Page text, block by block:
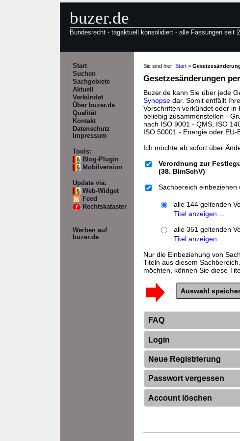
buzer.de
Bundesrecht - tagaktuell konsolidiert - alle Fassungen seit
Start
Suchen
Sachgebiete
Aktuell
Verkündet
Über buzer.de
Qualität
Kontakt
Datenschutz
Impressum
Tools:
Blog-Plugin
Mobilversion
Update via:
Web-Widget
Feed
Rechtskataster
Werben auf
buzer.de
Sie sind hier: Start >
Gesetzesänderungen
Buzer.de kann Sie über jede
Synopse dar. Somit entfällt
Vorschriften verkündet oder in
beliebig zusammenstellen -
nach ISO 9001 - QMS, ISO
ISO 50001 - Energie oder EU-
Ich möchte ab sofort über
Verordnung zur
(38. BImSchV)
Sachbereich einbeziehen
alle 144 geltenden
Titel anzeigen ...
alle 351 geltenden
Titel anzeigen ...
Nur die Einbeziehung von
Titeln aus diesem
möchten, können Sie diese
FAQ
Login
Neue Registrierung
Passwort vergessen
Account löschen